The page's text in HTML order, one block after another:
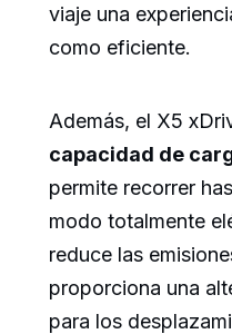
viaje una
como eficiente.
Además, el X5
capacidad de
permite recorrer
modo totalmente
reduce las
proporciona una
para los